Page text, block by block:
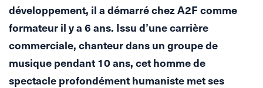
développement, il a démarré chez A2F comme
formateur il y a 6 ans. Issu d’une carrière
commerciale, chanteur dans un groupe de
musique pendant 10 ans, cet homme de
spectacle profondément humaniste met ses